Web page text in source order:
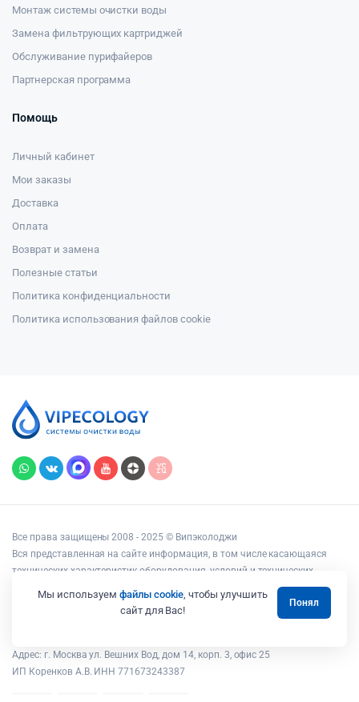
Монтаж системы очистки воды
Замена фильтрующих картриджей
Обслуживание пурифайеров
Партнерская программа
Помощь
Личный кабинет
Мои заказы
Доставка
Оплата
Возврат и замена
Полезные статьи
Политика конфиденциальности
Политика использования файлов cookie
Все права защищены 2008 - 2025 © Випэколоджи
Вся представленная на сайте информация, в том числе касающаяся
технических характеристик оборудования, условий и технических
возможностей подключения, наличия на складе, стоимости товаров и
услуг, носит информационный характер и ни при каких условиях не
является публичной офертой, определяемой положениями статьи 437
Адрес: г. Москва ул. Вешних Вод, дом 14, корп. 3, офис 25
ИП Коренков А.В. ИНН 771673243387
Мы используем файлы cookie, чтобы улучшить
сайт для Вас!
Понял